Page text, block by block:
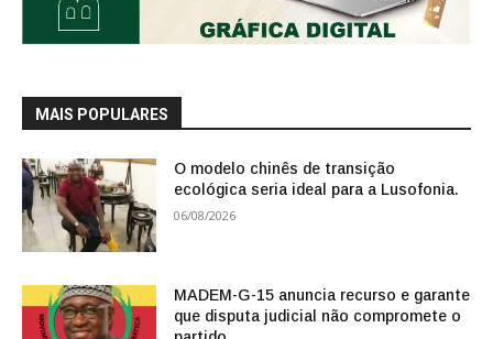
MAIS POPULARES
O modelo chinês de transição
ecológica seria ideal para a Lusofonia.
06/08/2026
MADEM-G-15 anuncia recurso e garante
que disputa judicial não compromete o